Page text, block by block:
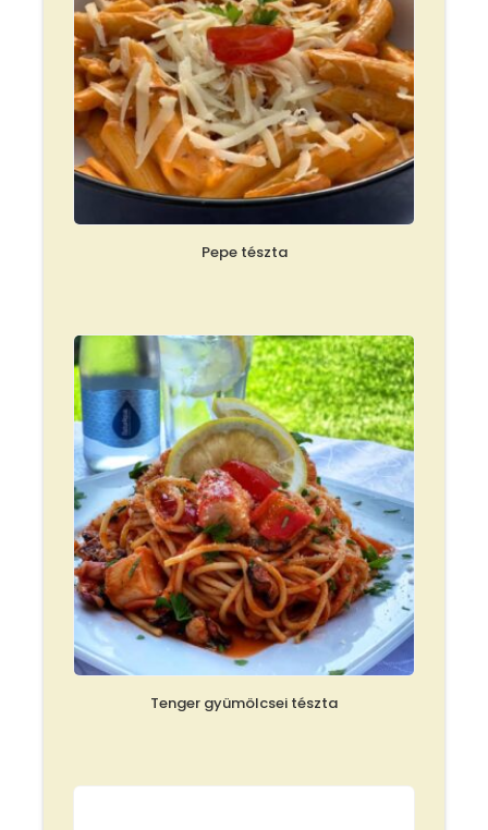
Pepe tészta
Tenger gyümölcsei tészta